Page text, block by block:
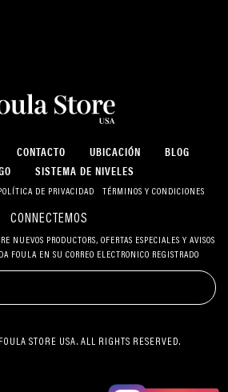
CONTACTO UBICACIÓN
BLOG
SISTEMA DE NIVELES
POLÍTICA DE PRIVACIDAD TÉRMINOS Y CONDICIONES
CONNECTEMOS
NUEVOS PRODUCTORS, OFERTAS ESPECIALES Y AVISOS
FOULA EN SU CORREO ELECTRONICO REGISTRADO
STORE USA. ALL RIGHTS RESERVED.